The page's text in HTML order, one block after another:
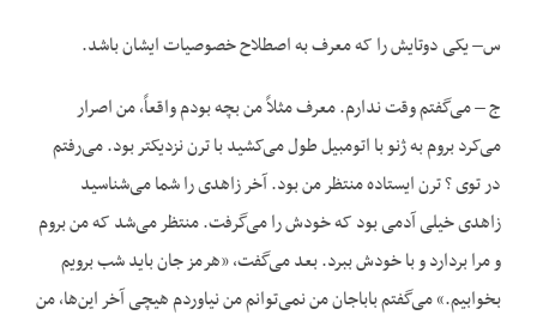
س– یکی دوتایش را که معرف به اصطلاح خصوصیات ایشان باشد.
ج – می‌گفتم وقت ندارم. معرف مثلاً من بچه بودم واقعاً، من اصرار
می‌کرد بروم به ژنو با اتومبیل طول می‌کشید با ترن نزدیکتر بود. می‌رفتم
در توی ؟ ترن ایستاده منتظر من بود. آخر زاهدی را شما می‌شناسید
زاهدی خیلی آدمی بود که خودش را می‌گرفت. منتظر می‌شد که من بروم
و مرا بردارد و با خودش ببرد. بعد می‌گفت، «هرمز جان باید شب برویم
بخوابیم.» می‌گفتم باباجان من نمی‌توانم من نیاوردم هیچی آخر این‌ها، من